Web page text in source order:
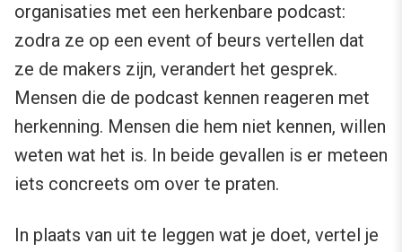
organisaties met een herkenbare podcast:
zodra ze op een event of beurs vertellen dat
ze de makers zijn, verandert het gesprek.
Mensen die de podcast kennen reageren met
herkenning. Mensen die hem niet kennen, willen
weten wat het is. In beide gevallen is er meteen
iets concreets om over te praten.
In plaats van uit te leggen wat je doet, vertel je